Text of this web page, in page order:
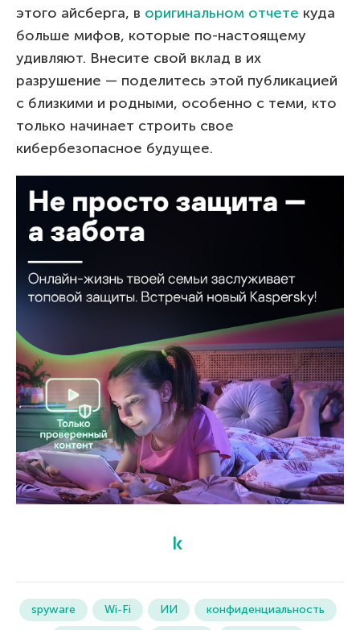
этого айсберга, в оригинальном отчете куда
больше мифов, которые по-настоящему
удивляют. Внесите свой вклад в их
разрушение — поделитесь этой публикацией
с близкими и родными, особенно с теми, кто
только начинает строить свое
кибербезопасное будущее.
spyware Wi-Fi ИИ
конфиденциальность